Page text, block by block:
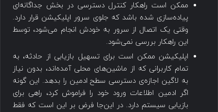
ممکن است راهکار کنترل دسترسی در بخش جداگانه‌ای
پیاده‌سازی شده باشد که جلوی سرور اپلیکیشن قرار دارد.
وقتی یک اتصال از سرور به خودش انجام می‌شود، توسط
این راهکار بررسی نمی‌شود.
اپلیکیشن ممکن است برای تسهیل بازیابی از حادثه، به
تمام کاربرانی که از ماشین‌های محلی آمده‌اند، بدون نیاز
به لاگین اجازه‌ی دسترسی سطح ادمین را بدهد. این گونه
اگر ادمین اطلاعات ورود خود را فراموش کرد، راهی برای
بازیابی سیستم دارد. در این‌جا فرض بر این است که فقط